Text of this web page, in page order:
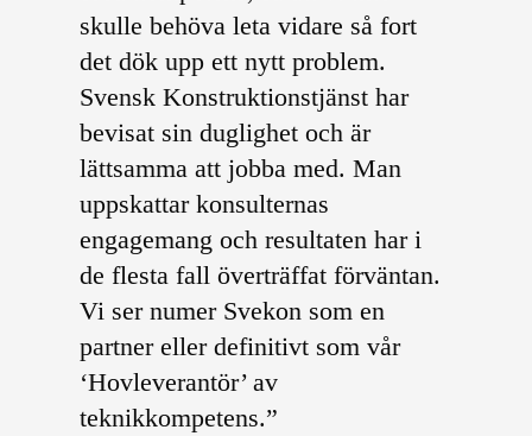
skulle behöva leta vidare så fort
det dök upp ett nytt problem.
Svensk Konstruktionstjänst har
bevisat sin duglighet och är
lättsamma att jobba med. Man
uppskattar konsulternas
engagemang och resultaten har i
de flesta fall överträffat förväntan.
Vi ser numer Svekon som en
partner eller definitivt som vår
‘Hovleverantör’ av
teknikkompetens.”